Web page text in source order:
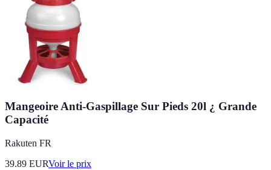
Mangeoire Anti-Gaspillage Sur Pieds 20l ¿ Grande
Capacité
Rakuten FR
39.89 EURVoir le prix